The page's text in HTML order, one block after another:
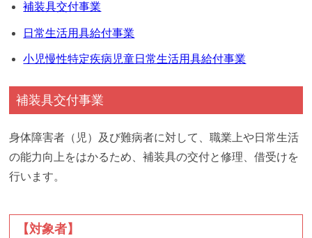
補装具交付事業
日常生活用具給付事業
小児慢性特定疾病児童日常生活用具給付事業
補装具交付事業
身体障害者（児）及び難病者に対して、職業上や日常生活
の能力向上をはかるため、補装具の交付と修理、借受けを
行います。
【対象者】